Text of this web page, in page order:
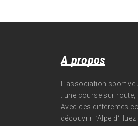
A propos
L’association
: une course sur route,
Avec ces différentes
découvrir l’Alpe